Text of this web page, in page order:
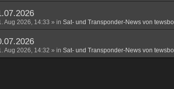
Aug 2026, 14:33 » in Sat- und Transponder-News von tewsbo
Aug 2026, 14:32 » in Sat- und Transponder-News von tewsbo